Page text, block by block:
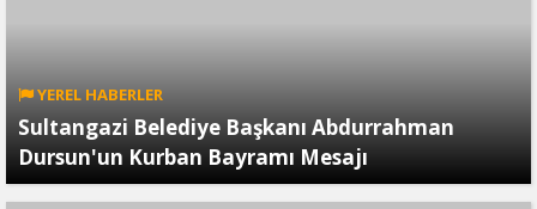
YEREL HABERLER
Sultangazi Belediye Başkanı Abdurrahman
Dursun'un Kurban Bayramı Mesajı